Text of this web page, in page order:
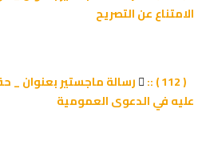
الامتناع عن التصريح
رسالة ماجستير بعنوان _
عليه في الدعوى العمومية